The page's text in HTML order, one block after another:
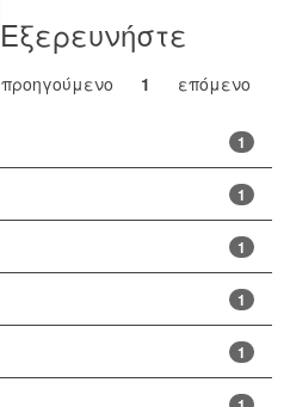
προηγούμενο 1 επόμενο
Εξερευνήστε
1
1
1
1
1